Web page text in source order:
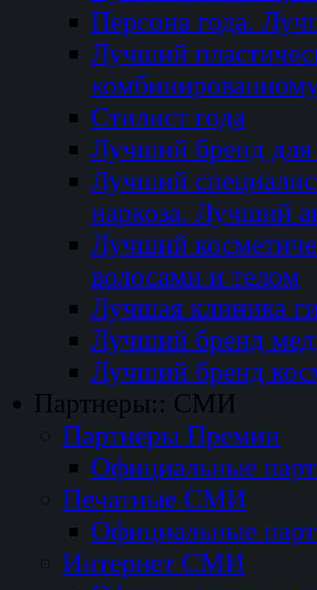
Персона года.
Лучший
Стилист года
Лучший бренд
Лучший
наркоза. Лучший
Лучший
волосами и телом
Лучшая клиника
Лучший бренд
Лучший бренд
Партнеры:: СМИ
Партнеры Премии
Официальные
Печатные СМИ
Официальные
Интернет СМИ